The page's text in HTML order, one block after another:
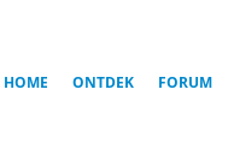
HOME ONTDEK FORUM